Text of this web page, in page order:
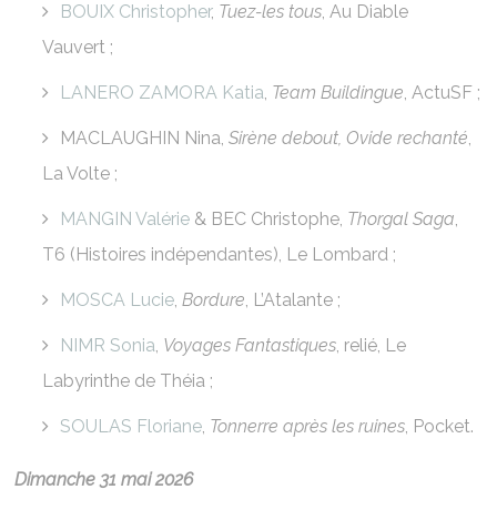
BOUIX Christopher, Tuez-les tous, Au Diable
Vauvert ;
LANERO ZAMORA Katia, Team Buildingue, ActuSF ;
MACLAUGHIN Nina,Sirène debout, Ovide rechanté,
La Volte ;
MANGIN Valérie & BEC Christophe, Thorgal Saga,
T6 (Histoires indépendantes), Le Lombard ;
MOSCA Lucie,Bordure, L’Atalante ;
NIMR Sonia, Voyages Fantastiques, relié, Le
Labyrinthe de Théia ;
SOULAS Floriane, Tonnerre après les ruines, Pocket.
Dimanche 31 mai 2026